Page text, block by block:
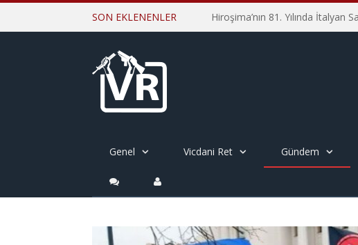
SON EKLENENLER
Genel Vicdani Ret Gündem